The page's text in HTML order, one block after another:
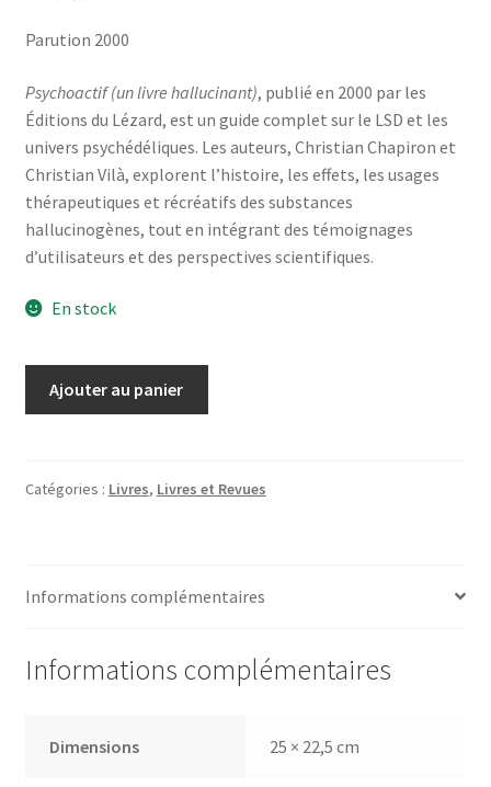
Parution 2000
Psychoactif (un livre hallucinant), publié en 2000 par les
Éditions du Lézard, est un guide complet sur le LSD et les
univers psychédéliques. Les auteurs, Christian Chapiron et
Christian Vilà, explorent l’histoire, les effets, les usages
thérapeutiques et récréatifs des substances
hallucinogènes, tout en intégrant des témoignages
d’utilisateurs et des perspectives scientifiques.
En stock
livre
Chapiron
Vilà
Ajouter au panier
Catégories : Livres, Livres et Revues
Informations complémentaires
Informations complémentaires
Dimensions 25 × 22,5 cm